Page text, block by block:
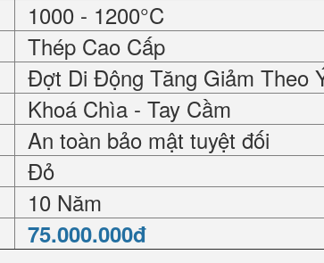
1000 - 1200°C
Thép Cao Cấp
Đợt Di Động Tăng Giảm Theo
Khoá Chìa - Tay Cầm
An toàn bảo mật tuyệt đối
Đỏ
10 Năm
75.000.000đ